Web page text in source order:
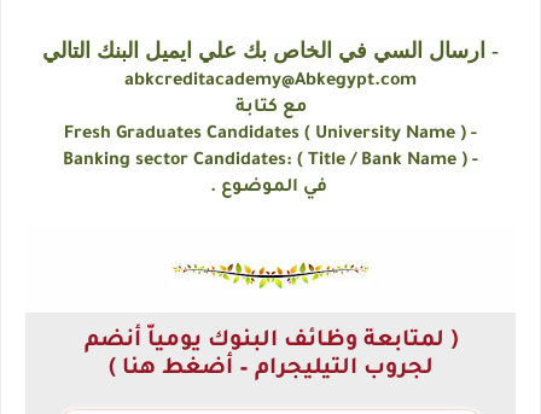
- ارسال السي في الخاص بك علي ايميل البنك التالي
abkcreditacademy@Abkegypt.com
مع كتابة
- Fresh Graduates Candidates ( University Name )
- Banking sector Candidates: ( Title / Bank Name )
في الموضوع .
( لمتابعة وظائف البنوك يومياّ أنضم
لجروب التيليجرام – أضغط هنا )